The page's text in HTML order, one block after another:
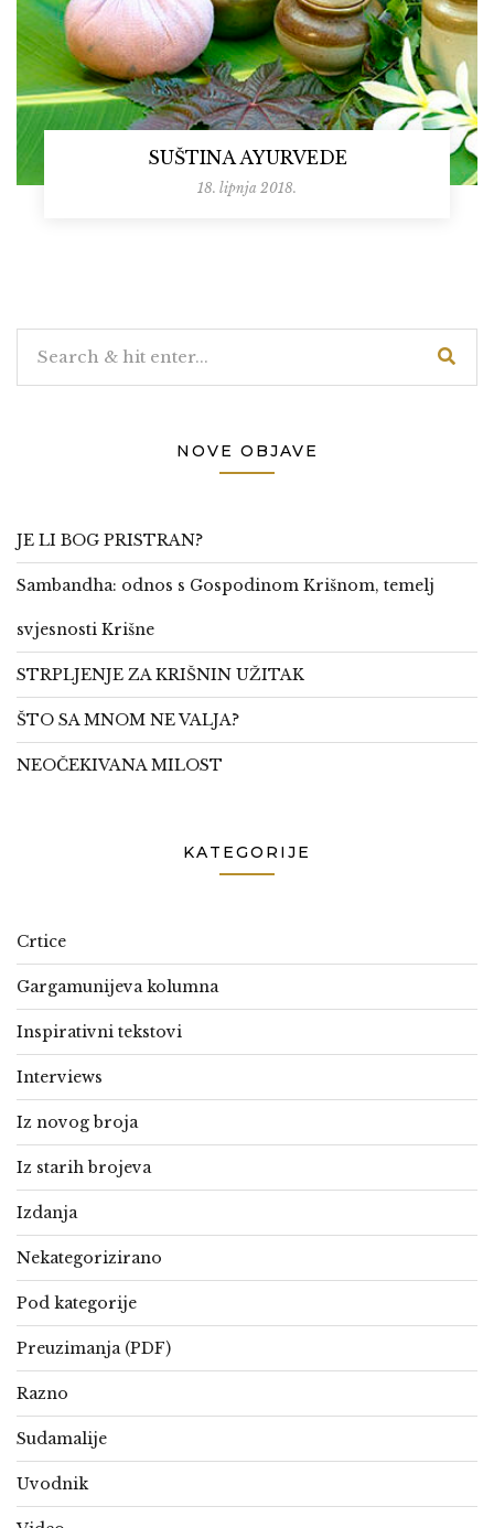
SUŠTINA AYURVEDE
18. lipnja 2018.
NOVE OBJAVE
JE LI BOG PRISTRAN?
Sambandha: odnos s Gospodinom Krišnom, temelj
svjesnosti Krišne
STRPLJENJE ZA KRIŠNIN UŽITAK
ŠTO SA MNOM NE VALJA?
NEOČEKIVANA MILOST
KATEGORIJE
Crtice
Gargamunijeva kolumna
Inspirativni tekstovi
Interviews
Iz novog broja
Iz starih brojeva
Izdanja
Nekategorizirano
Pod kategorije
Preuzimanja (PDF)
Razno
Sudamalije
Uvodnik